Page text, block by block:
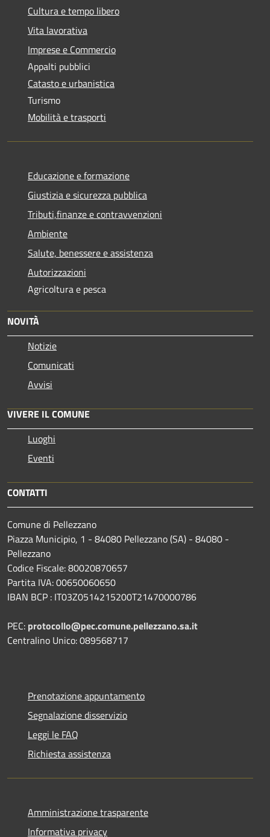
Cultura e tempo libero
Vita lavorativa
Imprese e Commercio
Appalti pubblici
Catasto e urbanistica
Turismo
Mobilità e trasporti
Educazione e formazione
Giustizia e sicurezza pubblica
Tributi,finanze e contravvenzioni
Ambiente
Salute, benessere e assistenza
Autorizzazioni
Agricoltura e pesca
NOVITÀ
Notizie
Comunicati
Avvisi
VIVERE IL COMUNE
Luoghi
Eventi
CONTATTI
Comune di Pellezzano
Piazza Municipio, 1 - 84080 Pellezzano (SA) - 84080 -
Pellezzano
Codice Fiscale: 80020870657
Partita IVA: 00650060650
IBAN BCP : IT03Z0514215200T21470000786
PEC: protocollo@pec.comune.pellezzano.sa.it
Centralino Unico: 089568717
Prenotazione appuntamento
Segnalazione disservizio
Leggi le FAQ
Richiesta assistenza
Amministrazione trasparente
Informativa privacy